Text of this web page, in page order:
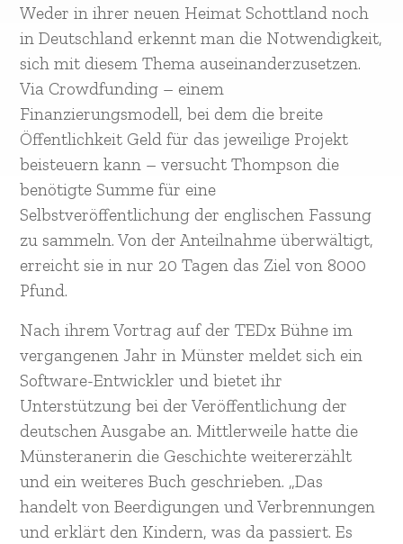
Weder in ihrer neuen Heimat Schottland noch
in Deutschland erkennt man die Notwendigkeit,
sich mit diesem Thema auseinanderzusetzen.
Via Crowdfunding – einem
Finanzierungsmodell, bei dem die breite
Öffentlichkeit Geld für das jeweilige Projekt
beisteuern kann – versucht Thompson die
benötigte Summe für eine
Selbstveröffentlichung der englischen Fassung
zu sammeln. Von der Anteilnahme überwältigt,
erreicht sie in nur 20 Tagen das Ziel von 8000
Pfund.
Nach ihrem Vortrag auf der TEDx Bühne im
vergangenen Jahr in Münster meldet sich ein
Software-Entwickler und bietet ihr
Unterstützung bei der Veröffentlichung der
deutschen Ausgabe an. Mittlerweile hatte die
Münsteranerin die Geschichte weitererzählt
und ein weiteres Buch geschrieben. „Das
handelt von Beerdigungen und Verbrennungen
und erklärt den Kindern, was da passiert. Es